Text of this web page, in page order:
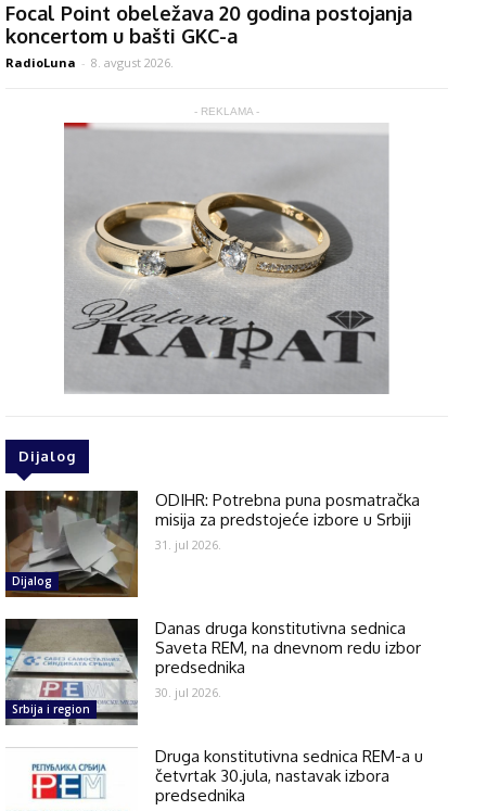
Focal Point obeležava 20 godina postojanja
koncertom u bašti GKC-a
RadioLuna - 8. avgust 2026.
- REKLAMA -
Dijalog
Dijalog
ODIHR: Potrebna puna posmatračka
misija za predstojeće izbore u Srbiji
31. jul 2026.
Srbija i region
Danas druga konstitutivna sednica
Saveta REM, na dnevnom redu izbor
predsednika
30. jul 2026.
Druga konstitutivna sednica REM-a u
četvrtak 30.jula, nastavak izbora
predsednika